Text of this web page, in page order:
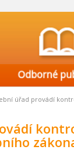
úřad provádí